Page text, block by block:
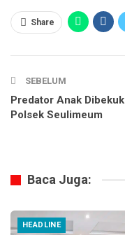
Share
SEBELUM
Predator Anak Dibekuk
Polsek Seulimeum
Baca Juga:
HEADLINE